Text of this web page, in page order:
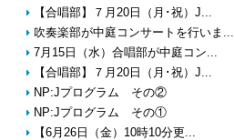
【合唱部】７月20日（月･祝）J...
吹奏楽部が中庭コンサートを行いま...
7月15日（水）合唱部が中庭コン...
【合唱部】７月20日（月･祝）J...
NP:Jプログラム その②
NP:Jプログラム その①
【6月26日（金）10時10分更...